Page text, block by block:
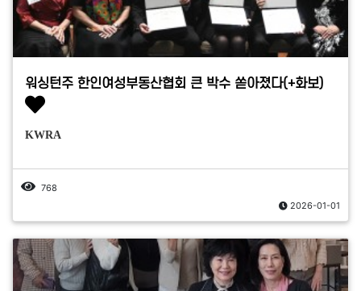
워싱턴주 한인여성부동산협회 큰 박수 쏟아졌다(+화보)
KWRA
768
2026-01-01